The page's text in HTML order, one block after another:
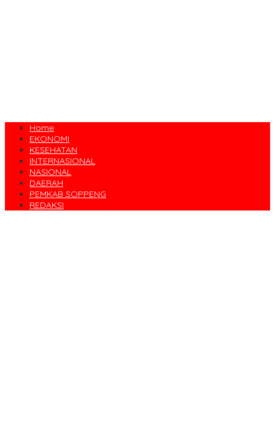
Home
EKONOMI
KESEHATAN
INTERNASIONAL
NASIONAL
DAERAH
PEMKAB SOPPENG
REDAKSI